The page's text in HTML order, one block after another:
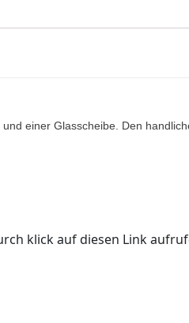
einer Glasscheibe. Den
klick auf diesen Link